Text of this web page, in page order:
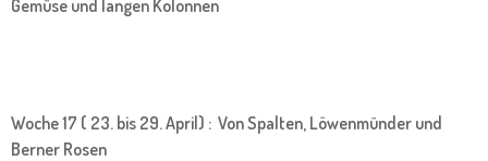
Gemüse und langen Kolonnen
Woche 17 ( 23. bis 29. April) : Von Spalten, Löwenmünder und
Berner Rosen